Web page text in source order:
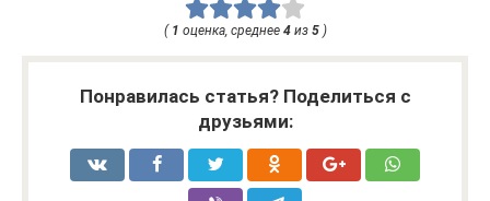
( 1 оценка, среднее 4из 5)
Понравилась статья? Поделиться с
друзьями: